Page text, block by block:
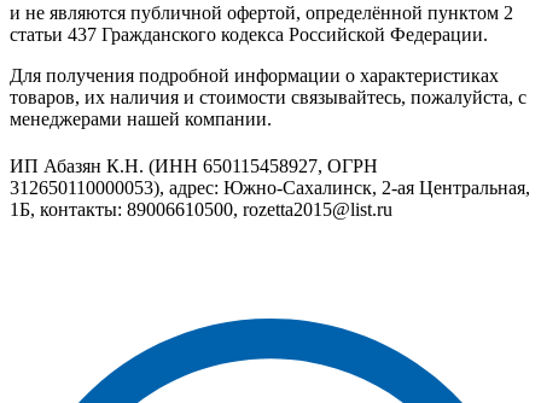
и не являются публичной офертой, определённой пунктом 2
статьи 437 Гражданского кодекса Российской Федерации.
Для получения подробной информации о характеристиках
товаров, их наличия и стоимости связывайтесь, пожалуйста, с
менеджерами нашей компании.
ИП Абазян К.Н. (ИНН 650115458927, ОГРН
312650110000053), адрес: Южно-Сахалинск, 2-ая Центральная,
1Б, контакты: 89006610500, rozetta2015@list.ru